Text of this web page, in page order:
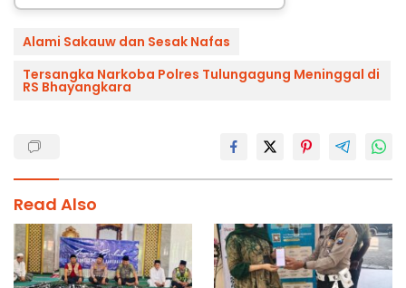
Alami Sakauw dan Sesak Nafas
Tersangka Narkoba Polres Tulungagung Meninggal di
RS Bhayangkara
Read Also